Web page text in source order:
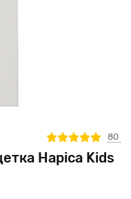
Hapica Kids
80